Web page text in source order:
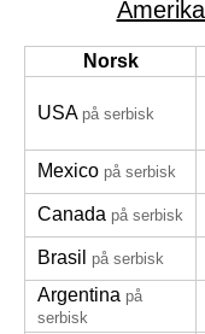
Norsk
USA på serbisk
Mexico på serbisk
Canada på serbisk
Brasil på serbisk
Argentina på
serbisk